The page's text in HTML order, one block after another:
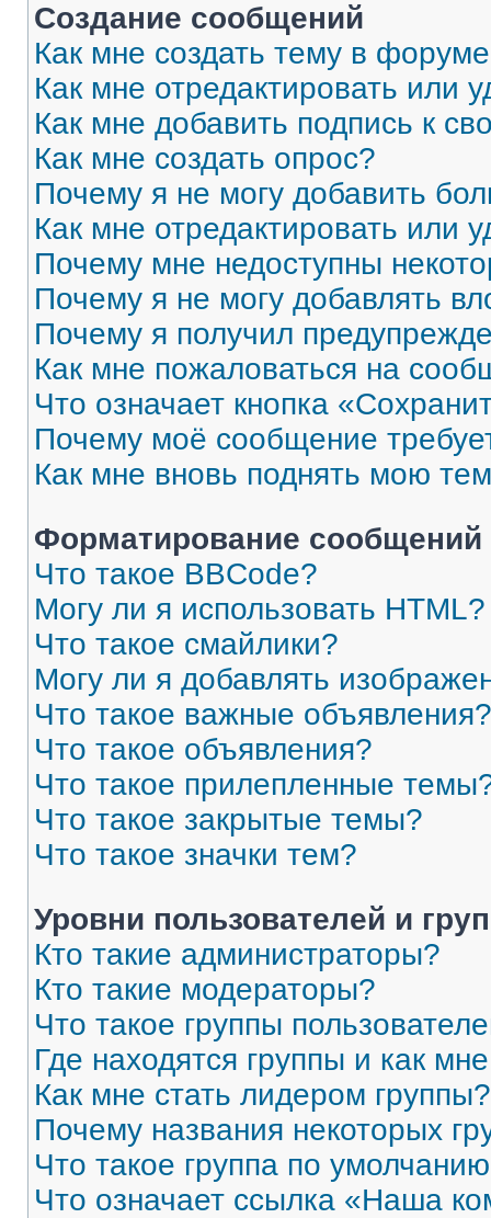
Создание сообщений
Как мне создать тему в
Как мне отредактировать или
Как мне добавить подпись к
Как мне создать опрос?
Почему я не могу добавить
Как мне отредактировать или
Почему мне недоступны
Почему я не могу добавлять
Почему я получил
Как мне пожаловаться на
Что означает кнопка
Почему моё сообщение
Как мне вновь поднять мою
Форматирование
Что такое BBCode?
Могу ли я использовать HTML?
Что такое смайлики?
Могу ли я добавлять
Что такое важные объявления?
Что такое объявления?
Что такое прилепленные
Что такое закрытые темы?
Что такое значки тем?
Уровни пользователей и
Кто такие администраторы?
Кто такие модераторы?
Что такое группы
Где находятся группы и как
Как мне стать лидером группы?
Почему названия некоторых
Что такое группа по
Что означает ссылка «Наша